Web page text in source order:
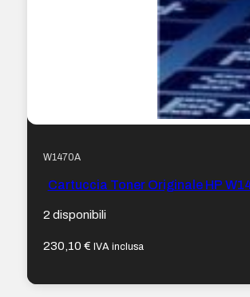
W1470A
Cartuccia Toner Originale HP
2 disponibili
230,10€ IVA inclusa